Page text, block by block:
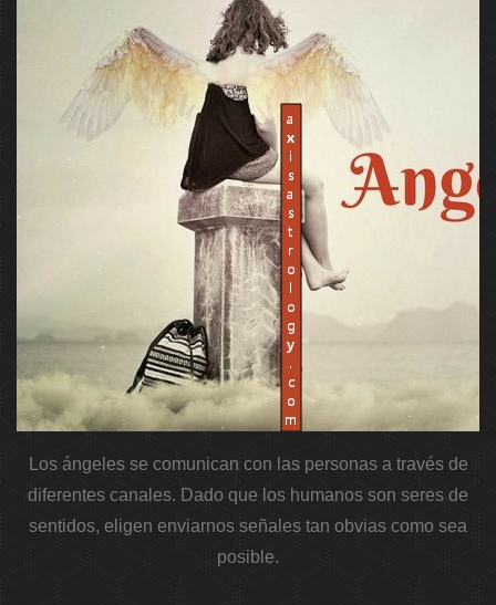
Los ángeles se comunican con las personas a través de
diferentes canales. Dado que los humanos son seres de
sentidos, eligen enviarnos señales tan obvias como sea
posible.